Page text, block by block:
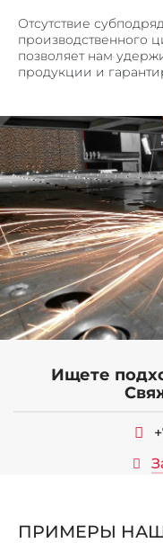
СТЕЛЛАЖИ,
ПОЧТОВЫЕ
ЗАКЛАДНЫЕ
НАШИ РАБОТЫ
КОНТАКТЫ
Отсутствие
производственного
позволяет нам
продукции и
Ищете
ПРИМЕРЫ